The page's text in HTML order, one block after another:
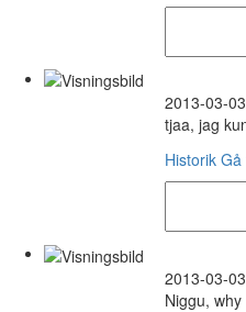
2013-03-
tjaa, jag
Historik Gå
2013-03-
Niggu,